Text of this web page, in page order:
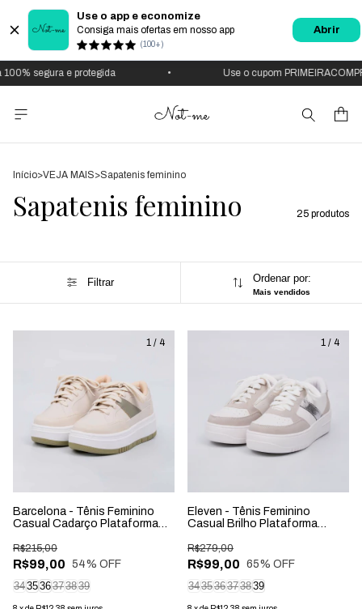
Use o app e economize
Consiga mais ofertas em nosso app
(100+)
Abrir
segura e protegida Use o cupom PRIMEIRACOMPRA
Início>VEJA MAIS>Sapatenis feminino
Sapatenis feminino 25 produtos
Filtrar Ordenar por:
Mais vendidos
1 / 4
Barcelona - Tênis Feminino
Casual Cadarço Plataforma
R$99,00
R$215,00
54% OFF
343536373839
1 / 4
Eleven - Tênis Feminino
Casual Brilho Plataforma
R$99,00
R$279,00
65% OFF
343536373839